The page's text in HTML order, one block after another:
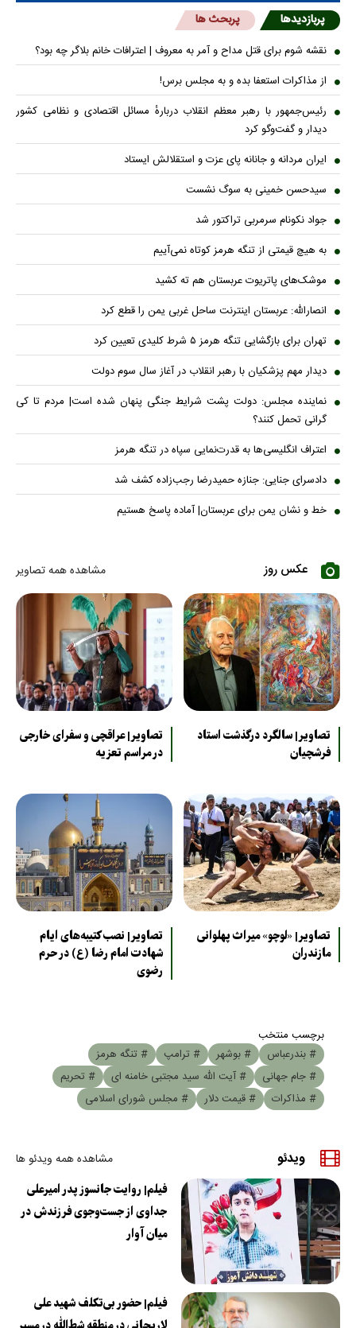
پربازدیدها پربحث ها
نقشه شوم برای قتل مداح و آمر به معروف | اعترافات خانم بلاگر چه بود؟
از مذاکرات استعفا بده و به مجلس برس!
رئیس‌جمهور با رهبر معظم انقلاب دربارهٔ مسائل اقتصادی و نظامی کشور
دیدار و گفت‌و‌گو کرد
ایران مردانه و جانانه پای عزت و استقلالش ایستاد
سیدحسن خمینی به سوگ نشست
جواد نکونام سرمربی تراکتور شد
به هیچ قیمتی از تنگه هرمز کوتاه نمی‌آییم
موشک‌های پاتریوت عربستان هم ته‌ کشید
انصارالله: عربستان اینترنت ساحل غربی یمن را قطع کرد
تهران برای بازگشایی تنگه هرمز ۵ شرط کلیدی تعیین کرد
دیدار مهم پزشکیان با رهبر انقلاب در آغاز سال سوم دولت
نماینده مجلس: دولت پشت شرایط جنگی پنهان شده است| مردم تا کی
گرانی تحمل کنند؟
اعتراف انگلیسی‌ها به قدرت‌نمایی سپاه در تنگه هرمز
دادسرای جنایی: جنازه حمیدرضا رجب‌زاده کشف شد
خط و نشان یمن برای عربستان| آماده پاسخ هستیم
عکس روز مشاهده همه تصاویر
تصاویر| سالگرد درگذشت استاد
فرشچیان
تصاویر| عراقچی و سفرای خارجی
در مراسم تعزیه
تصاویر| «لوچو» میراث پهلوانی
مازندران
تصاویر| نصب کتیبه‌های ایام
شهادت امام رضا (ع) در حرم
رضوی
برچسب منتخب
# بندرعباس
# بوشهر # ترامپ
# تنگه هرمز
# جام جهانی
# آیت الله سید مجتبی خامنه ای
# تحریم
# مذاکرات
# قیمت دلار # مجلس شورای اسلامی
ویدئو مشاهده همه ویدئو ها
فیلم| روایت جانسوز پدر امیرعلی
جداوی از جست‌وجوی فرزندش در
میان آوار
فیلم| حضور بی‌تکلف شهید علی